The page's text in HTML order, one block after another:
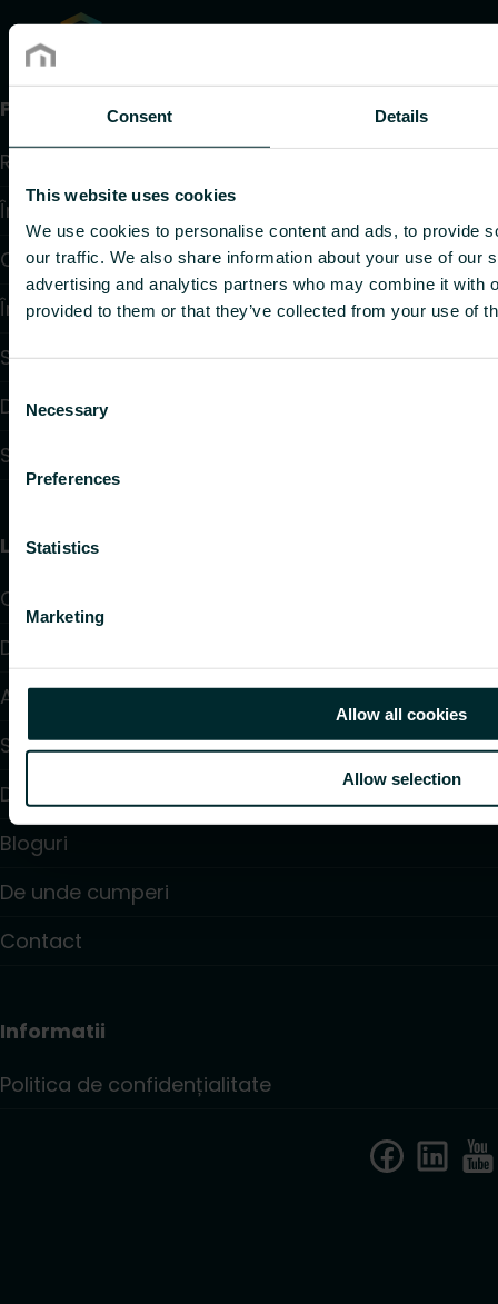
Consent Details
This website uses cookies
We use cookies to personalise content and ads, to provide
our traffic. We also share information about your use of our
advertising and analytics partners who may combine it with
provided to them or that they’ve collected from your use of
Selection
Necessary
Preferences
Statistics
Marketing
Allow all cookies
Allow selection
Produse
Radiatoare și Portprosoape
Încălzire în pardoseală
Convectoare și Ventiloconvectoare
Încălzire Electrică
Sisteme de Reglare și Control
Dispozitive de control debit
Sisteme de distribuție a apei
Linkuri utile
Calculatoare
Descărcări
Asistență
Soluții
Despre noi
Bloguri
De unde cumperi
Contact
Informatii
Politica de confidențialitate